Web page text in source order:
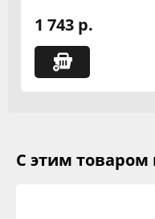
1 743 р.
С этим товаром